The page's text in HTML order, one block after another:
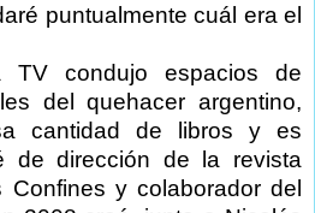
puntualmente cuál era el
TV condujo espacios de
del quehacer argentino,
cantidad de libros y es
de dirección de la revista
Confines y colaborador del